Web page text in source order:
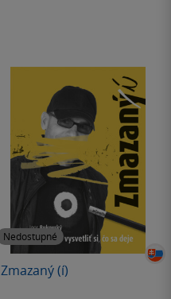
Nedostupné
Zmazaný (í)